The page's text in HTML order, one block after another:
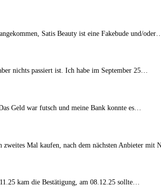
Satis Beauty ist eine Fakebude und/oder…
nichts passiert ist. Ich habe im September 25…
Geld war futsch und meine Bank konnte es…
Mal kaufen, nach dem nächsten Anbieter mit
kam die Bestätigung, am 08.12.25 sollte…